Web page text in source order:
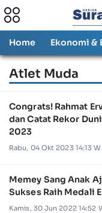
Home Ekonomi &
Atlet Muda
Congrats! Rahmat
dan Catat Rekor
2023
Rabu, 04 Okt 2023 14:13
Memey Sang Anak
Sukses Raih Medali
Kamis, 30 Jun 2022 14:52